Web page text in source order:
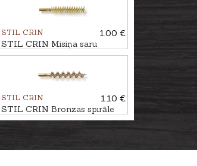
STIL CRIN
1.00 €
STIL CRIN Misiņa saru
birstīte kal. 6,5mm
STIL CRIN
1.10 €
STIL CRIN Bronzas spirāle
kal. 8mm